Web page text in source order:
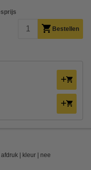
Bestellen
kleur nee